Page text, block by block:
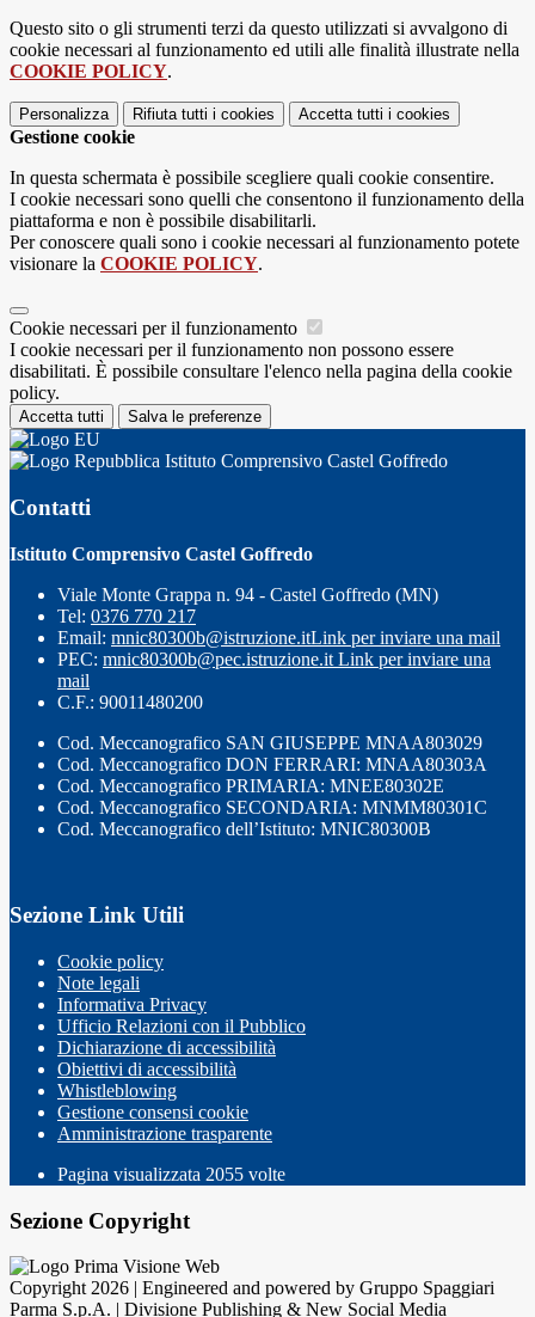
Questo sito o gli strumenti terzi da questo utilizzati si avvalgono di
cookie necessari al funzionamento ed utili alle finalità illustrate nella
COOKIE POLICY.
Personalizza Rifiuta tutti i cookies Accetta tutti i cookies
Gestione cookie
In questa schermata è possibile scegliere quali cookie consentire.
I cookie necessari sono quelli che consentono il funzionamento della
piattaforma e non è possibile disabilitarli.
Per conoscere quali sono i cookie necessari al funzionamento potete
visionare la COOKIE POLICY.
Cookie necessari per il funzionamento
I cookie necessari per il funzionamento non possono essere
disabilitati. È possibile consultare l'elenco nella pagina della cookie
policy.
Accetta tutti Salva le preferenze
Istituto Comprensivo Castel Goffredo
Contatti
Istituto Comprensivo Castel Goffredo
Viale Monte Grappa n. 94 - Castel Goffredo (MN)
Tel: 0376 770 217
Email: mnic80300b@istruzione.itLink per inviare una mail
PEC: mnic80300b@pec.istruzione.it Link per inviare una
mail
C.F.: 90011480200
Cod. Meccanografico SAN GIUSEPPE MNAA803029
Cod. Meccanografico DON FERRARI: MNAA80303A
Cod. Meccanografico PRIMARIA: MNEE80302E
Cod. Meccanografico SECONDARIA: MNMM80301C
Cod. Meccanografico dell’Istituto: MNIC80300B
Sezione Link Utili
Cookie policy
Note legali
Informativa Privacy
Ufficio Relazioni con il Pubblico
Dichiarazione di accessibilità
Obiettivi di accessibilità
Whistleblowing
Gestione consensi cookie
Amministrazione trasparente
Pagina visualizzata 2055 volte
Sezione Copyright
Copyright 2026 | Engineered and powered by Gruppo Spaggiari
Parma S.p.A. | Divisione Publishing & New Social Media